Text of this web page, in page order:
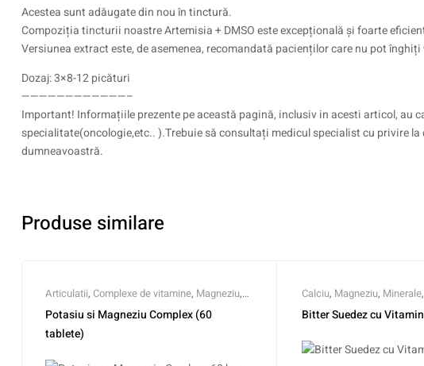
Acestea sunt adăugate din nou în tinctură.
Compoziția tincturii noastre Artemisia + DMSO este excepțională și foarte
Versiunea extract este, de asemenea, recomandată pacienților care nu pot înghiți
Dozaj: 3×8-12 picături
————————————–
Important! Informațiile prezente pe această pagină, inclusiv in acesti articol, au
specialitate(oncologie,etc.. ).Trebuie să consultați medicul specialist cu privire
dumneavoastră.
Produse similare
Articulatii, Complexe de vitamine, Magneziu,
Minerale ,Potasiu,Suplimente pentru sportivi
Vitamine
Potasiu si Magneziu Complex (60
tablete)
Calciu, Magneziu, Minerale,
Sunatoarea,Vitamina C
Bitter Suedez cu